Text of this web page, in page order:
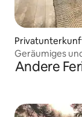
Geräumiges
Berghaus
Andere